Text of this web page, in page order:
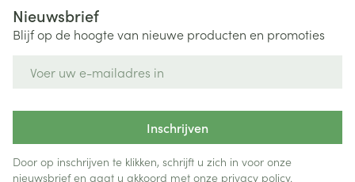
Nieuwsbrief
Blijf op de hoogte van nieuwe producten en promoties
Inschrijven
Door op inschrijven te klikken, schrijft u zich in voor onze
nieuwsbrief en gaat u akkoord met onze privacy policy.